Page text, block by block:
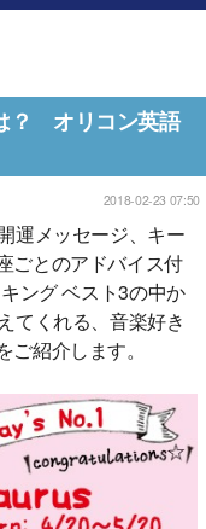
？ オリコン英語
2018-02-23 07:50
運メッセージ、キー
ごとのアドバイス付
ング ベスト3の中か
てくれる、音楽好き
紹介します。